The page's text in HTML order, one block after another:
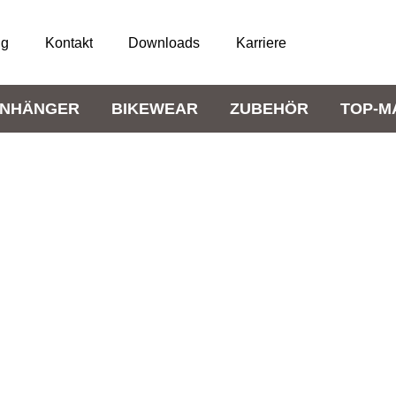
Kontakt Downloads Karriere
BIKEWEAR ZUBEHÖR TOP-